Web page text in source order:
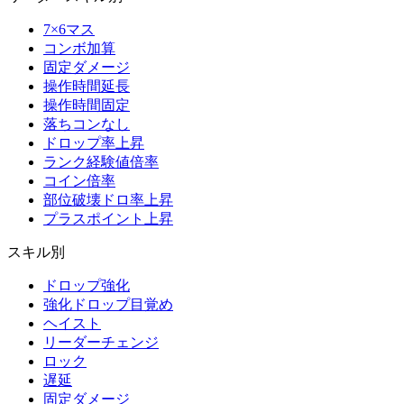
7×6マス
コンボ加算
固定ダメージ
操作時間延長
操作時間固定
落ちコンなし
ドロップ率上昇
ランク経験値倍率
コイン倍率
部位破壊ドロ率上昇
プラスポイント上昇
スキル別
ドロップ強化
強化ドロップ目覚め
ヘイスト
リーダーチェンジ
ロック
遅延
固定ダメージ